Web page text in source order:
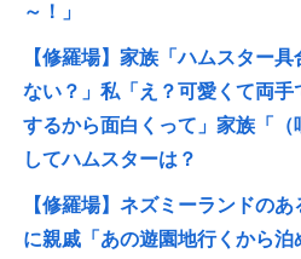
～！」
【修羅場】家族「ハムスター
ない？」私「え？可愛くて両手
するから面白くって」家族「
してハムスターは？
【修羅場】ネズミーランドの
に親戚「あの遊園地行くから泊